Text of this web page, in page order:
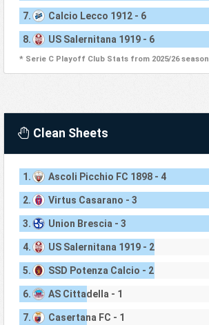
7. Calcio Lecco 1912 - 6
8. US Salernitana 1919 - 6
* Serie C Playoff Club Stats from 2025/26 season
Clean Sheets
1. Ascoli Picchio FC 1898 - 4
2. Virtus Casarano - 3
3. Union Brescia - 3
4. US Salernitana 1919 - 2
5. SSD Potenza Calcio - 2
6. AS Cittadella - 1
7. Casertana FC - 1